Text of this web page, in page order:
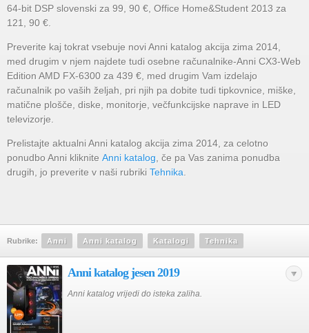
64-bit DSP slovenski za 99, 90 €, Office Home&Student 2013 za
121, 90 €.
Preverite kaj tokrat vsebuje novi Anni katalog akcija zima 2014,
med drugim v njem najdete tudi osebne računalnike-Anni CX3-Web
Edition AMD FX-6300 za 439 €, med drugim Vam izdelajo
računalnik po vaših željah, pri njih pa dobite tudi tipkovnice, miške,
matične plošče, diske, monitorje, večfunkcijske naprave in LED
televizorje.
Prelistajte aktualni Anni katalog akcija zima 2014, za celotno
ponudbo Anni kliknite Anni katalog , če pa Vas zanima ponudba
drugih, jo preverite v naši rubriki Tehnika
Rubrike: Anni Anni katalog Katalogi Tehnika
Anni katalog jesen 2019
Anni katalog vrijedi do isteka zaliha.